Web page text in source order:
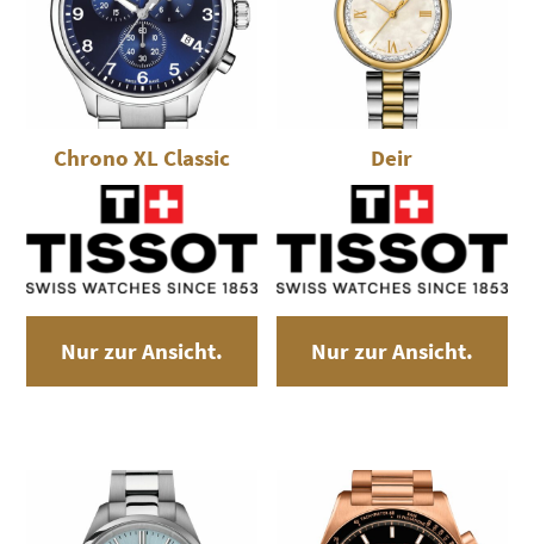
Chrono XL Classic
Nur zur Ansicht.
Deir
Nur zur Ansicht.